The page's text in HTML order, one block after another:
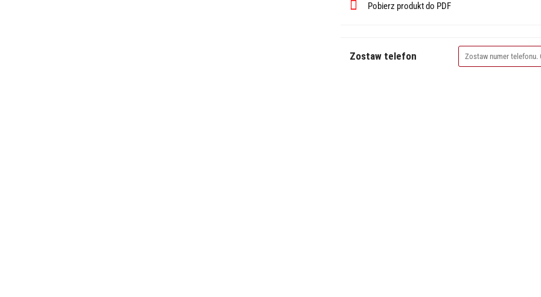
Pobierz produkt do PDF
Zostaw telefon